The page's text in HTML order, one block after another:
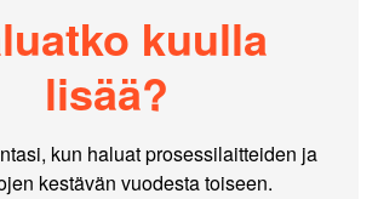
kuulla
lisää?
kun haluat prosessilaitteiden ja
kestävän vuodesta toiseen.